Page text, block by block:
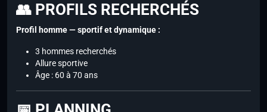
👥 PROFILS RECHERCHÉS
Profil homme — sportif et dynamique :
3 hommes recherchés
Allure sportive
Âge : 60 à 70 ans